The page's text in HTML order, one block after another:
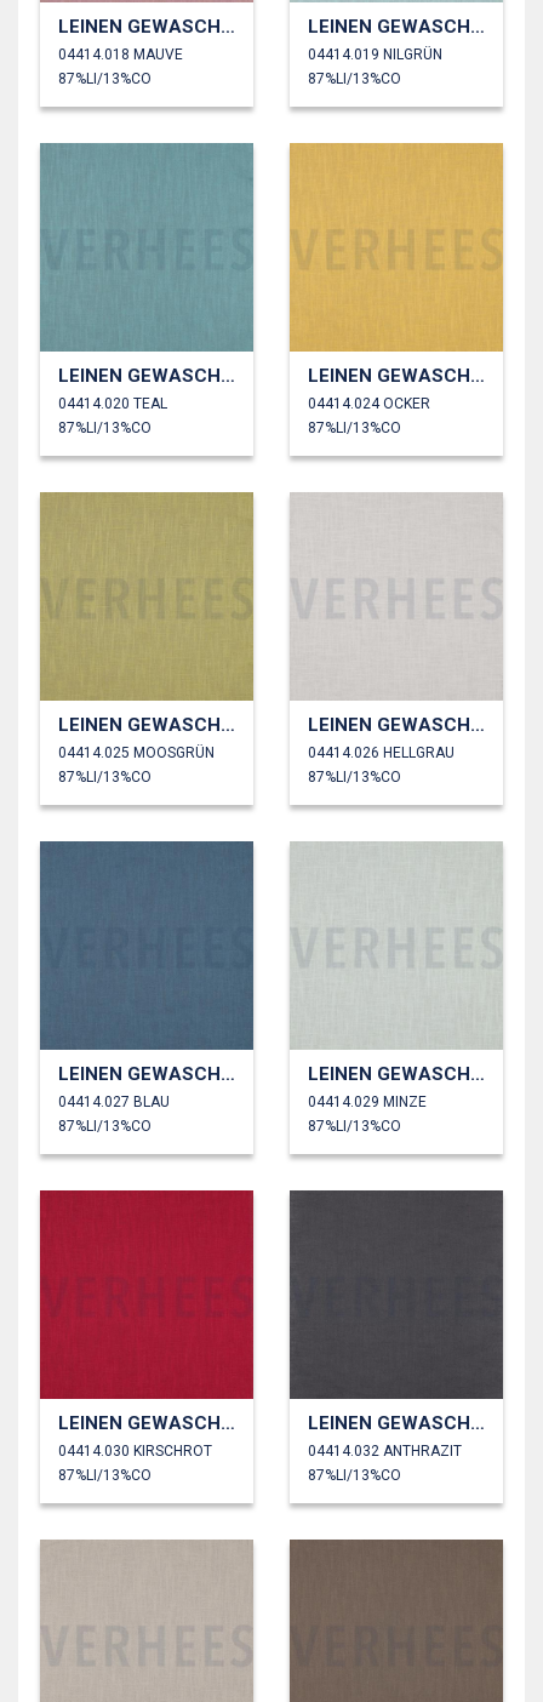
LEINEN GEWASCHEN 230 GM2
04414.018 MAUVE
87%LI/13%CO
LEINEN GEWASCHEN 230 GM2
04414.019 NILGRÜN
87%LI/13%CO
LEINEN GEWASCHEN 230 GM2
04414.020 TEAL
87%LI/13%CO
LEINEN GEWASCHEN 230 GM2
04414.024 OCKER
87%LI/13%CO
LEINEN GEWASCHEN 230 GM2
04414.025 MOOSGRÜN
87%LI/13%CO
LEINEN GEWASCHEN 230 GM2
04414.026 HELLGRAU
87%LI/13%CO
LEINEN GEWASCHEN 230 GM2
04414.027 BLAU
87%LI/13%CO
LEINEN GEWASCHEN 230 GM2
04414.029 MINZE
87%LI/13%CO
LEINEN GEWASCHEN 230 GM2
04414.030 KIRSCHROT
87%LI/13%CO
LEINEN GEWASCHEN 230 GM2
04414.032 ANTHRAZIT
87%LI/13%CO